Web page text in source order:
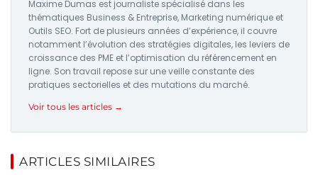
Maxime Dumas est journaliste spécialisé dans les
thématiques Business & Entreprise, Marketing numérique et
Outils SEO. Fort de plusieurs années d’expérience, il couvre
notamment l’évolution des stratégies digitales, les leviers de
croissance des PME et l’optimisation du référencement en
ligne. Son travail repose sur une veille constante des
pratiques sectorielles et des mutations du marché.
Voir tous les articles →
ARTICLES SIMILAIRES